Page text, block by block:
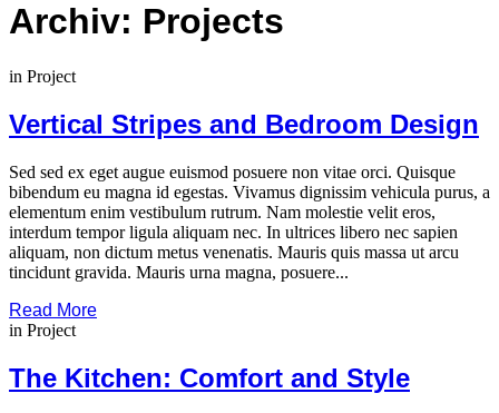
Archiv: Projects
in Project
Vertical Stripes and Bedroom Design
Sed sed ex eget augue euismod posuere non vitae orci. Quisque
bibendum eu magna id egestas. Vivamus dignissim vehicula purus, a
elementum enim vestibulum rutrum. Nam molestie velit eros,
interdum tempor ligula aliquam nec. In ultrices libero nec sapien
aliquam, non dictum metus venenatis. Mauris quis massa ut arcu
tincidunt gravida. Mauris urna magna, posuere...
Read More
in Project
The Kitchen: Comfort and Style